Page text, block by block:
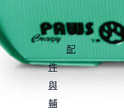
配
件
與
輔